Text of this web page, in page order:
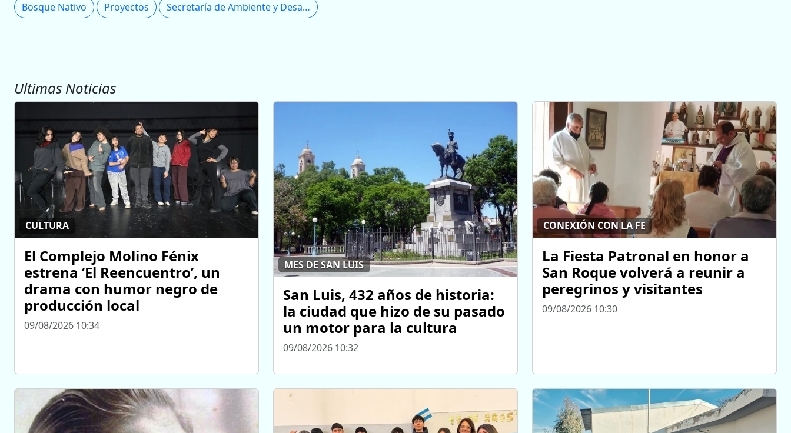
Bosque Nativo Proyectos Secretaría de Ambiente y Desarrollo Sustentable
Ultimas Noticias
CULTURA
El Complejo Molino Fénix
estrena ‘El Reencuentro’, un
drama con humor negro de
producción local
09/08/2026 10:34
MES DE SAN LUIS
San Luis, 432 años de historia:
la ciudad que hizo de su pasado
un motor para la cultura
09/08/2026 10:32
CONEXIÓN CON LA FE
La Fiesta Patronal en honor a
San Roque volverá a reunir a
peregrinos y visitantes
09/08/2026 10:30